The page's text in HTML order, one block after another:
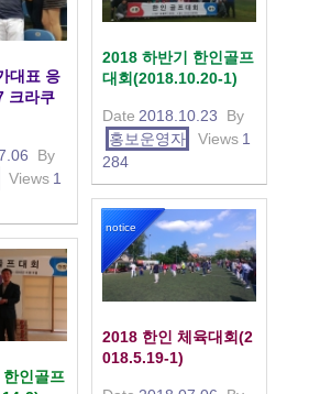
2018 하반기 한인골프
대회(2018.10.20-1)
Date 2018.10.23
By
홍보운영자
Views 1
284
대표 응
크라쿠
By
Views 1
notice
2018 한인 체육대회(2
018.5.19-1)
인골프